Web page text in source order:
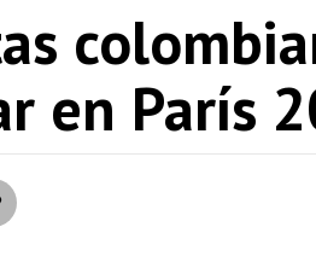
en París